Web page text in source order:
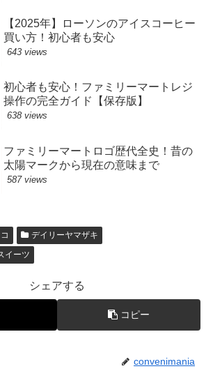
【2025年】ローソンのアイスコーヒー
買い方！初心者も安心
643 views
初心者も安心！ファミリーマートレジ
操作の完全ガイド【保存版】
638 views
ファミリーマートロゴ歴代全史！昔の
太陽マークから現在の意味まで
587 views
デイリーヤマザキ
イーツ
シェアする
コピー
convenimania